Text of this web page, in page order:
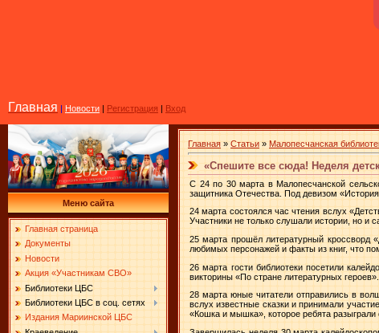
Главная | Новости | Регистрация | Вход
Меню сайта
Главная страница
Документы
Новости
Акция «Участникам СВО»
Библиотеки ЦБС
Библиотеки ЦБС в соц. сетях
Издания Мариинской ЦБС
Главная » Статьи » Малопесчанская
«Спешите все сюда! Неделя
С 24 по 30 марта в Малопесчанской
защитника Отечества. Под девизом
24 марта состоялся час чтения вслух
Участники не только слушали истории, но и
25 марта прошёл литературный кроссворд
любимых персонажей и факты из книг, что
26 марта гости библиотеки посетили
викторины «По стране литературных героев».
28 марта юные читатели отправились в
вслух известные сказки и принимали
«Кошка и мышка», которое ребята разыграли